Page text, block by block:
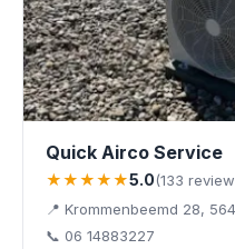
Quick Airco Service
★★★★★5.0(133
📍 Krommenbeemd 28,
📞 06 14883227